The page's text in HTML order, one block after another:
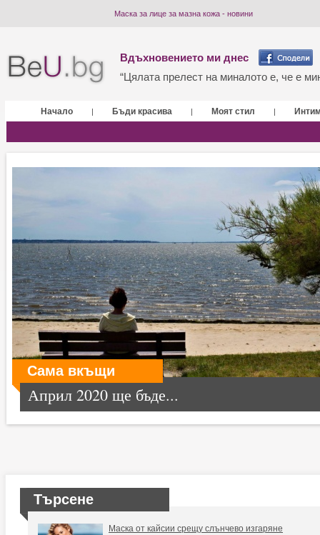
Маска за лице за мазна кожа - новини
Вдъхновението ми днес
“Цялата прелест на миналото е, че е
Начало | Бъди красива | Моят стил |
Сама вкъщи
Април 2020 ще бъде...
Търсене
Маска от кайсии срещу слънчево изгаряне